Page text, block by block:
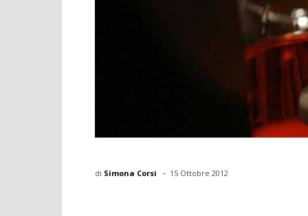
di Simona Corsi - 15 Ottobre 2012